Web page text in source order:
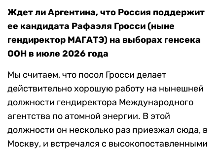
Ждет ли Аргентина, что Россия поддержит
ее кандидата Рафаэля Гросси (ныне
гендиректор МАГАТЭ) на выборах генсека
ООН в июле 2026 года
Мы считаем, что посол Гросси делает
действительно хорошую работу на нынешней
должности гендиректора Международного
агентства по атомной энергии. В этой
должности он несколько раз приезжал сюда, в
Москву, и встречался с высокопоставленными